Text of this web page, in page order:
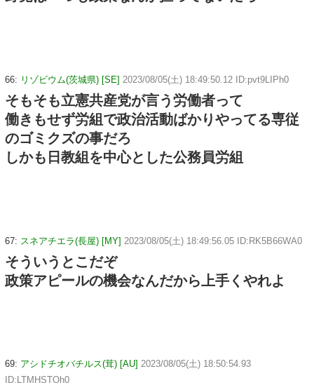
66: リゾビウム(茨城県) [SE] 2023/08/05(土) 18:49:50.12 ID:pvt9LIPh0
そもそも立憲共産党が言う労働者って
働きもせず労組で政治活動ばかりやってる専従
のゴミクズの事だろ
しかも日教組を中心とした公務員労組
67: スネアチエラ(長屋) [MY] 2023/08/05(土) 18:49:56.05 ID:RK5B66WA0
そういうとこだぞ
政策アピールの機会なんだから上手くやれよ
69: アシドチオバチルス(茸) [AU] 2023/08/05(土) 18:50:54.93
ID:LTMHSTOh0